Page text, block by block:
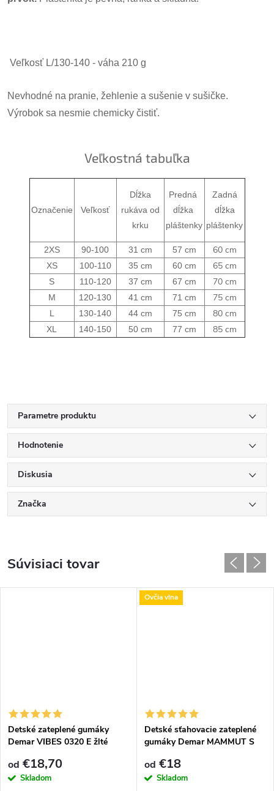
Veľkosť L/130-140 - váha 210 g
Nevhodné na pranie, žehlenie a sušenie v sušičke.
Výrobok sa nesmie chemicky čistiť.
Veľkostná tabuľka
Označenie Veľkosť
Dĺžka
rukáva od
krku
Predná
dĺžka
pláštenky
Zadná
dĺžka
pláštenky
2XS 90-100 31 cm 57 cm 60 cm
XS 100-110 35 cm 60 cm 65 cm
S 110-120 37 cm 67 cm 70 cm
M 120-130 41 cm 71 cm 75 cm
L 130-140 44 cm 75 cm 80 cm
XL 140-150 50 cm 77 cm 85 cm
Parametre produktu
Hodnotenie
Diskusia
Značka
Súvisiaci tovar
Detské zateplené gumáky
Demar VIBES 0320 E žlté
od €18,70
Skladom
Ovčia vlna
Detské sťahovacie zateplené
gumáky Demar MAMMUT S
od €18
Skladom